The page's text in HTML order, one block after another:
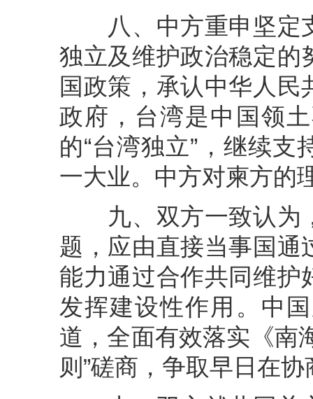
八、中方重申坚定
独立及维护政治稳定的
国政策，承认中华人
政府，台湾是中国领
的“台湾独立”，继续
一大业。中方对柬方的
九、双方一致认为
题，应由直接当事国通
能力通过合作共同维护
发挥建设性作用。中
道，全面有效落实《南
则”磋商，争取早日在